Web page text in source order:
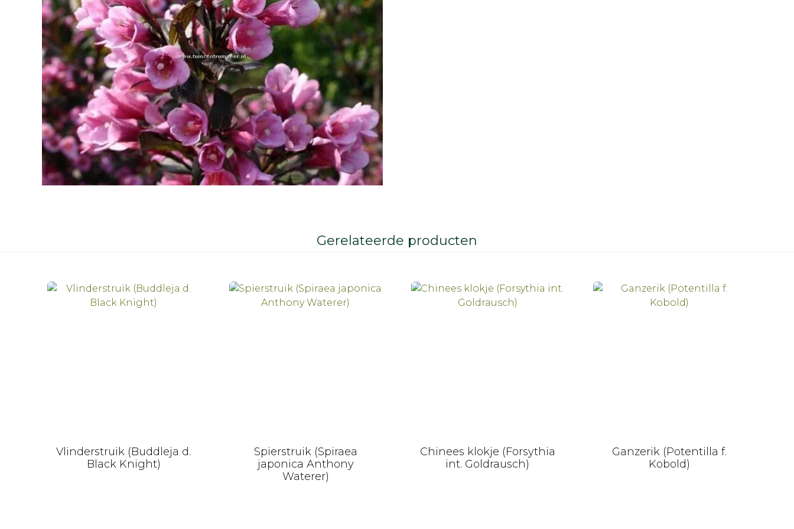
Gerelateerde producten
Vlinderstruik (Buddleja d.
Black Knight)
Spierstruik (Spiraea
japonica Anthony
Waterer)
Chinees klokje (Forsythia
int. Goldrausch)
Ganzerik (Potentilla f.
Kobold)